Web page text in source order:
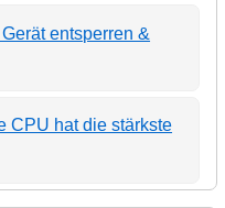
entsperren &
CPU hat die stärkste